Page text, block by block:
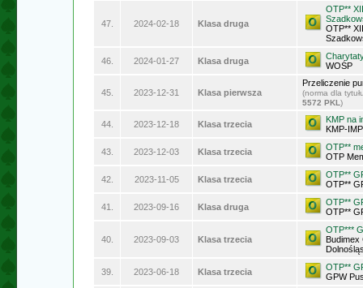
47. 2024-02-18 Klasa druga
OTP**
OTP**
46. 2024-01-27 Klasa druga
WOŚP
45. 2023-12-31 Klasa pierwsza
Przeliczenie
(norma dla
5572 PKL )
44. 2023-12-18 Klasa trzecia
KMP na
KMP-
43. 2023-12-03 Klasa trzecia
OTP**
OTP
42. 2023-11-05 Klasa trzecia
OTP**
OTP**
41. 2023-09-16 Klasa druga
OTP**
OTP**
40. 2023-09-03 Klasa trzecia
OTP***
Budimex
39. 2023-06-18 Klasa trzecia
OTP**
GPW